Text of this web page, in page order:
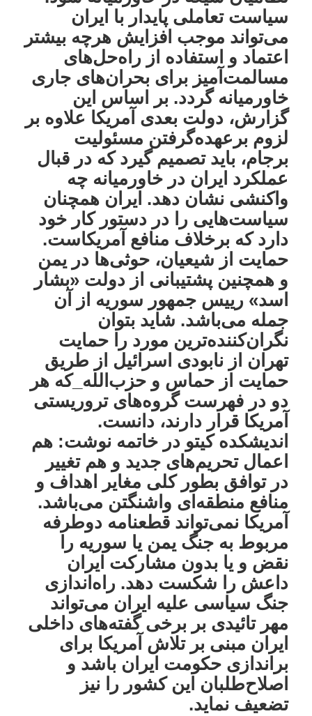
سیاست تعاملی پایدار با ایران
می‌تواند موجب افزایش هرچه بیشتر
اعتماد و استفاده از راه‌حل‌های
مسالمت‌آمیز برای بحران‌های جاری
خاورمیانه گردد. بر اساس این
گزارش، دولت بعدی آمریکا علاوه بر
لزوم برعهده‌گرفتن مسئولیت
برجام، باید تصمیم گیرد که در قبال
عملکرد ایران در خاورمیانه چه
واکنشی نشان دهد. ایران همچنان
سیاست‌هایی را در دستور کار خود
دارد که برخلاف منافع آمریکاست.
حمایت از شیعیان، حوثی‌ها در یمن
و همچنین پشتیبانی‌ از دولت «بشار
اسد» رییس جمهور سوریه از آن
جمله می‌باشد. شاید بتوان
نگران‌کننده‌ترین مورد را حمایت
تهران از نابودی اسرائیل از طریق
حمایت از حماس و حزب‌الله_که هر
دو در فهرست گروه‌های تروریستی
آمریکا قرار دارند، دانست.
اندیشکده کیتو در خاتمه نوشت: هم
اعمال تحریم‌های جدید و هم تغییر
در توافق بطور کلی مغایر اهداف و
منافع منطقه‌ای واشنگتن می‌باشد.
آمریکا نمی‌تواند قطعنامه دوطرفه
مربوط به جنگ یمن یا سوریه را
نقض و یا بدون مشارکت ایران
داعش را شکست دهد. راه‌اندازی
جنگ سیاسی علیه ایران می‌تواند
مهر تائیدی بر برخی گفته‌های داخلی
ایران مبنی بر تلاش آمریکا برای
براندازی حکومت ایران باشد و
اصلاح‌طلبان این کشور را نیز
تضعیف نماید.